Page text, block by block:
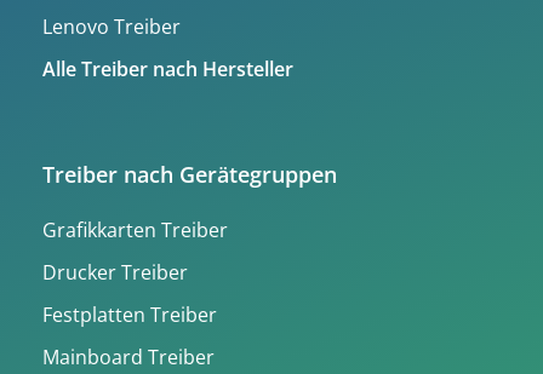
Lenovo Treiber
Alle Treiber nach Hersteller
Treiber nach Gerätegruppen
Grafikkarten Treiber
Drucker Treiber
Festplatten Treiber
Mainboard Treiber